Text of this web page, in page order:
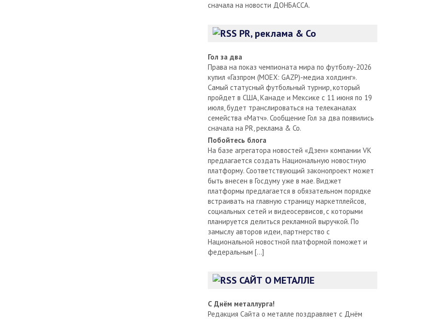
сначала на новости ДОНБАССА.
PR, реклама & Co
Гол за два
Права на показ чемпионата мира по футболу-2026
купил «Газпром (MOEX: GAZP)-медиа холдинг».
Самый статусный футбольный турнир, который
пройдет в США, Канаде и Мексике с 11 июня по 19
июля, будет транслироваться на телеканалах
семейства «Матч». Сообщение Гол за два появились
сначала на PR, реклама & Co.
Побойтесь блога
На базе агрегатора новостей «Дзен» компании VK
предлагается создать Национальную новостную
платформу. Соответствующий законопроект может
быть внесен в Госдуму уже в мае. Виджет
платформы предлагается в обязательном порядке
встраивать на главную страницу маркетплейсов,
социальных сетей и видеосервисов, с которыми
планируется делиться рекламной выручкой. По
замыслу авторов идеи, партнерство с
Национальной новостной платформой поможет и
федеральным […]
САЙТ О МЕТАЛЛЕ
С Днём металлурга!
Редакция Сайта о металле поздравляет с Днём